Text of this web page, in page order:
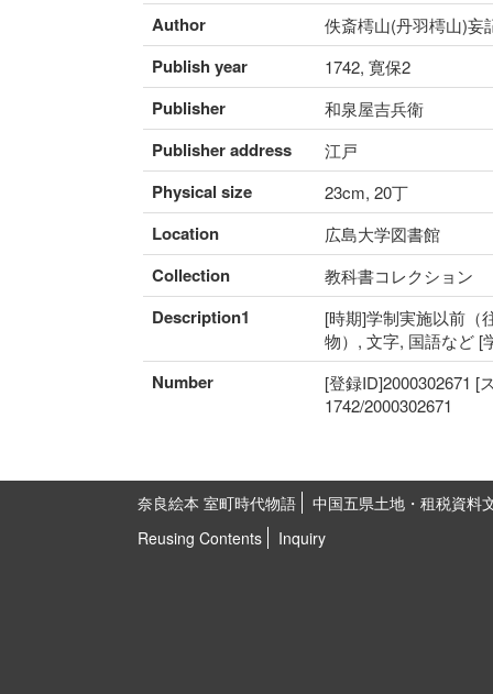
Author 佚斎樗山(丹羽樗山)
Publish year 1742, 寛保2
Publisher 和泉屋吉兵衛
Publisher address 江戸
Physical size 23cm, 20丁
Location 広島大学図書館
Collection 教科書コレクション
Description1
[時期]学制実施以前（
物）, 文字, 国語など [
Number
[登録ID]2000302671 [
1742/2000302671
奈良絵本 室町時代物語
中国五県土地・租税資料
Reusing Contents
Inquiry